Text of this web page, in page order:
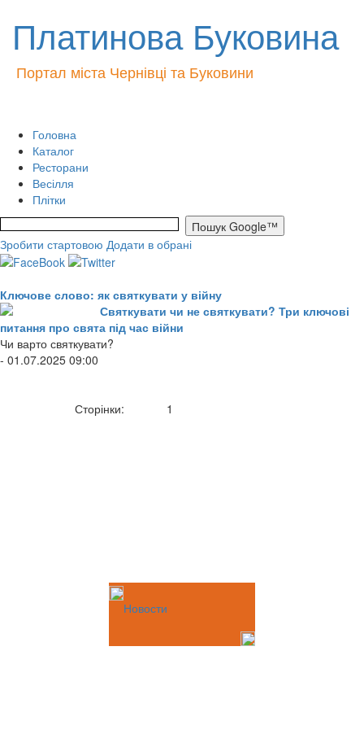
Платинова Буковина
Портал міста Чернівці та Буковини
Головна
Каталог
Ресторани
Весілля
Плітки
Зробити стартовою Додати в обрані
Ключове слово: як святкувати у війну
Святкувати чи не святкувати? Три ключові
питання про свята під час війни
Чи варто святкувати?
- 01.07.2025 09:00
Сторінки: 1
Новости